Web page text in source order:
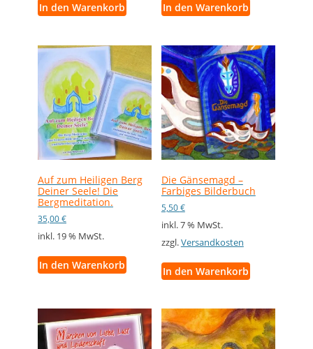
In den Warenkorb In den Warenkorb
Auf zum Heiligen Berg
Deiner Seele! Die
Bergmeditation.
35,00€
inkl. 19 % MwSt.
In den Warenkorb
Die Gänsemagd –
Farbiges Bilderbuch
5,50€
inkl. 7 % MwSt.
zzgl.Versandkosten
In den Warenkorb